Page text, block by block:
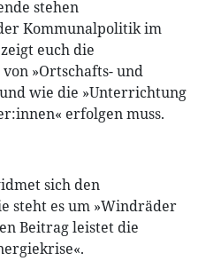
stehen
Kommunalpolitik im
euch die
»Ortschafts- und
wie die »Unterrichtung
erfolgen muss.
sich den
steht es um »Windräder
Beitrag leistet die